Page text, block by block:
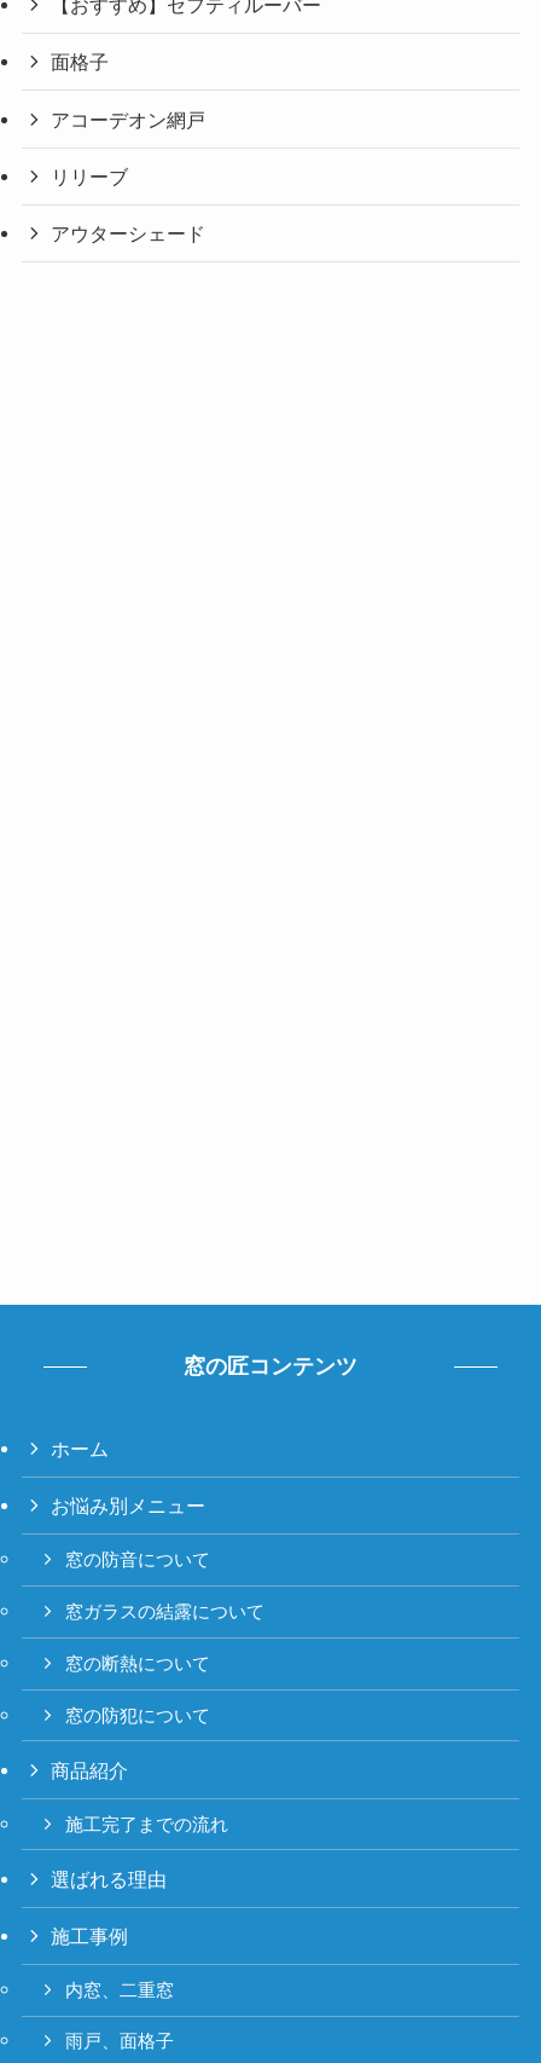
【おすすめ】セフティルーバー
面格子
アコーデオン網戸
リリーブ
アウターシェード
窓の匠コンテンツ
ホーム
お悩み別メニュー
窓の防音について
窓ガラスの結露について
窓の断熱について
窓の防犯について
商品紹介
施工完了までの流れ
選ばれる理由
施工事例
内窓、二重窓
雨戸、面格子